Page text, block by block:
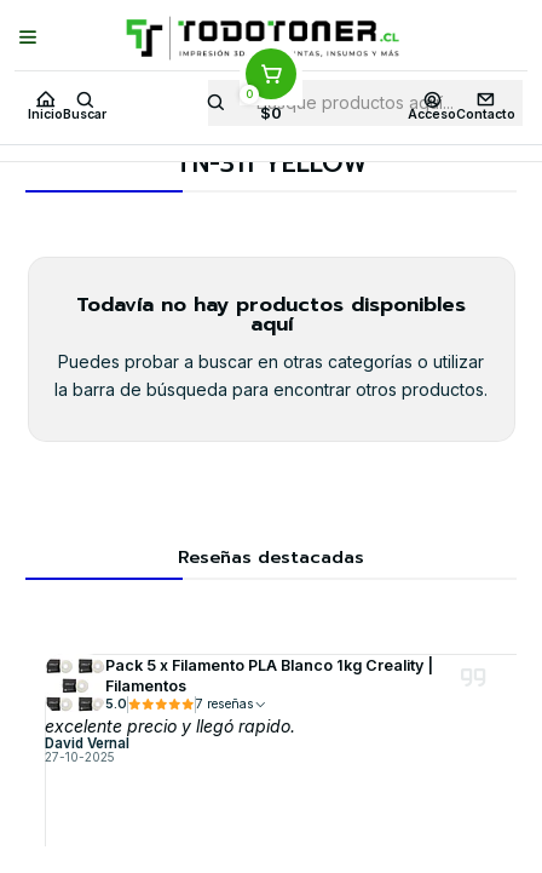
Inicio Buscar
0
$0 AccesoContacto
Puedes Elegir: Comprar enTienda· Despachoa Todo Chile · Retiro en
Tienda en24 Horas
Inicio Toner y tambor Toner Alternativo BROTHER
Insumos BROTHER TN-311 YELLOW
TN-311 YELLOW
Todavía no hay productos disponibles
aquí
Puedes probar a buscar en otras categorías o utilizar
la barra de búsqueda para encontrar otros productos.
Reseñas destacadas
Pack 5 x Filamento PLA Blanco 1kg Creality |
Filamentos
5.0 7 reseñas
excelente precio y llegó rapido.
David Vernal
27-10-2025